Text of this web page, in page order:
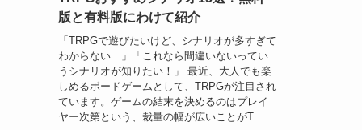
版と有料版にわけて紹介
「TRPGで遊びたいけど、シナリオが多すぎて
わからない…」「これなら間違いないってい
うシナリオが知りたい！」 最近、大人でも楽
しめるボードゲームとして、TRPGが注目され
ています。ゲームの結末を決めるのはプレイ
ヤー次第という、裁量の幅が広いことがT...